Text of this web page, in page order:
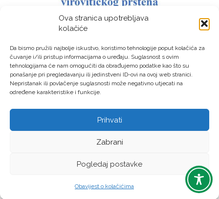
Ova stranica upotrebljava
kolačiće
Da bismo pružili najbolje iskustvo, koristimo tehnologije poput kolačića za
čuvanje i/ili pristup informacijama o uređaju. Suglasnost s ovim
tehnologijama će nam omogućiti da obrađujemo podatke kao što su
ponašanje pri pregledavanju ili jedinstveni ID-ovi na ovoj web stranici.
Nepristanak ili povlačenje suglasnosti može negativno utjecati na
određene karakteristike i funkcije.
Prihvati
Zabrani
Pogledaj postavke
Obavijest o kolačićima
LAG “Virovitički prsten” © Sva prava pridržana – Izrada:
LM DIGITAL